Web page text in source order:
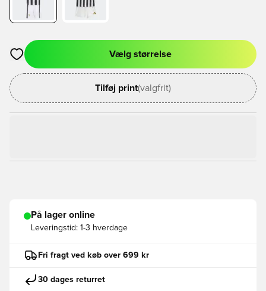
Åbner en Modal til at logge ind eller tilmelde dig som medlem
Vælg størrelse
Tilføj print(valgfrit)
På lager online
Leveringstid: 1-3 hverdage
Fri fragt ved køb over 699 kr
30 dages returret